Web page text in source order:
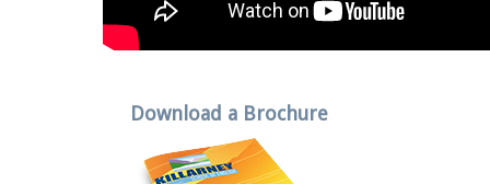
Download a Brochure